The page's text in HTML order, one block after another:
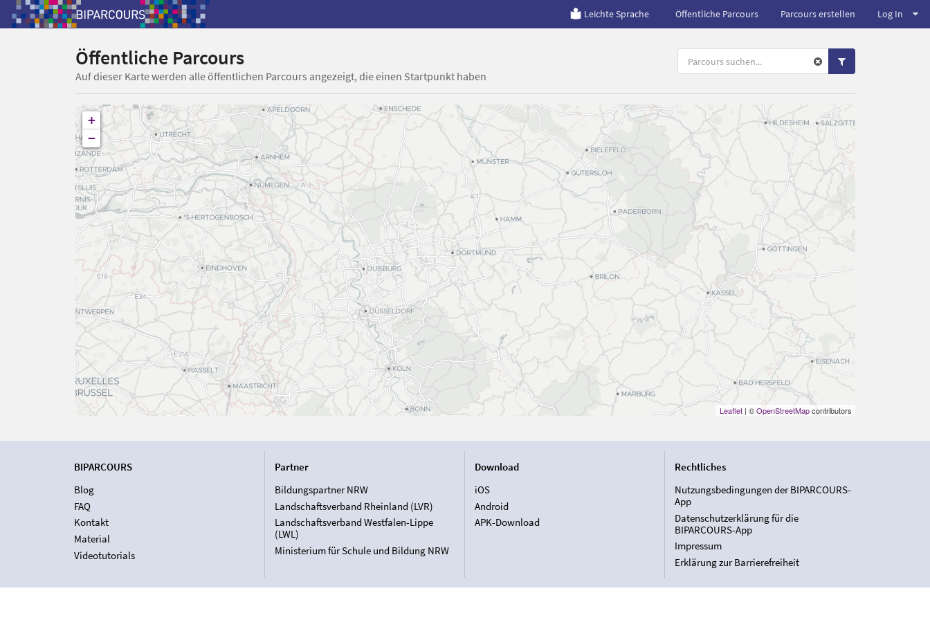
Leichte Sprache Öffentliche Parcours Parcours erstellen Log In
Öffentliche Parcours
Auf dieser Karte werden alle öffentlichen Parcours angezeigt, die einen Startpunkt haben
+
−
Leaflet| ©OpenStreetMapcontributors
BIPARCOURS
Blog
FAQ
Kontakt
Material
Videotutorials
Partner
Bildungspartner NRW
Landschaftsverband Rheinland (LVR)
Landschaftsverband Westfalen-Lippe
(LWL)
Ministerium für Schule und Bildung NRW
Download
iOS
Android
APK-Download
Rechtliches
Nutzungsbedingungen der BIPARCOURS-
App
Datenschutzerklärung für die
BIPARCOURS-App
Impressum
Erklärung zur Barrierefreiheit